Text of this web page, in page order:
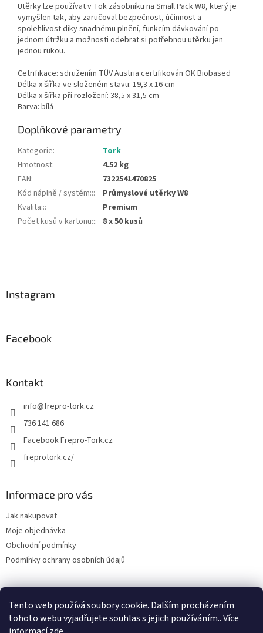
Tento web používá soubory cookie. Dalším procházením
tohoto webu vyjadřujete souhlas s jejich používáním.. Více
Utěrky lze používat v Tok zásobníku na Small Pack W8, který je
vymyšlen tak, aby zaručoval bezpečnost, účinnost a
spolehlivost díky snadnému plnění, funkcím dávkování po
jednom útržku a možnosti odebrat si potřebnou utěrku jen
jednou rukou.
Cetrifikace: sdružením TÜV Austria certifikován OK Biobased
Délka x šířka ve složeném stavu: 19,3 x 16 cm
Délka x šířka při rozložení: 38,5 x 31,5 cm
Barva: bílá
Doplňkové parametry
Kategorie:
Tork
Hmotnost:
4.52 kg
EAN:
7322541470825
Kód náplně / systém:::
Průmyslové utěrky W8
Kvalita:::
Premium
Počet kusů v kartonu::: 8 x 50 kusů
Instagram
Facebook
Kontakt
info@frepro-tork.cz
736 141 686
Facebook Frepro-Tork.cz
freprotork.cz/
Informace pro vás
Jak nakupovat
Moje objednávka
Obchodní podmínky
Podmínky ochrany osobních údajů
Facebook FREPRO-TORK.CZ Instagram FREPRO-TORK.cz